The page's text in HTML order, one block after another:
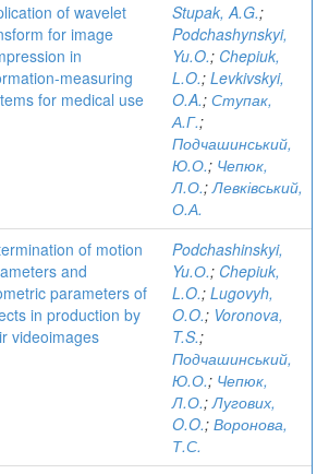
of wavelet
for image
in
measuring
for medical use
Stupak, A.G.;
Podchashynskyi,
Yu.O.; Chepiuk,
L.O.; Levkivskyi,
O.A.; Ступак,
А.Г.;
Подчашинський,
Ю.О.; Чепюк,
Л.О.;Левківський,
О.А.
of motion
and
parameters of
in production by
videoimages
Podchashinskyi,
Yu.О.; Chepiuk,
L.O.; Lugovyh,
O.O.; Voronova,
T.S.;
Подчашинський,
Ю.О.; Чепюк,
Л.О.;Лугових,
O.O.; Воронова,
Т.С.